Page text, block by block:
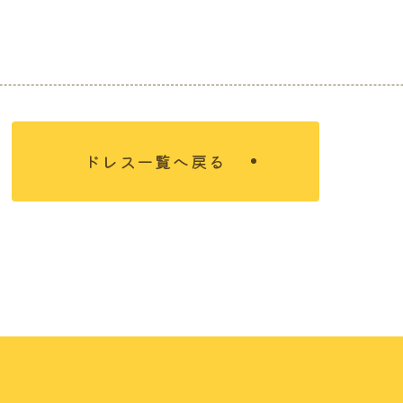
ドレス一覧へ戻る